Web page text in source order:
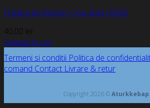
Frigărui de Berbec / Kuș Bași (350g)
40,00 lei
Adaugă în coș
Termeni si conditii Politica de
comand Contact Livrare & retur
Copyright 2026 ©